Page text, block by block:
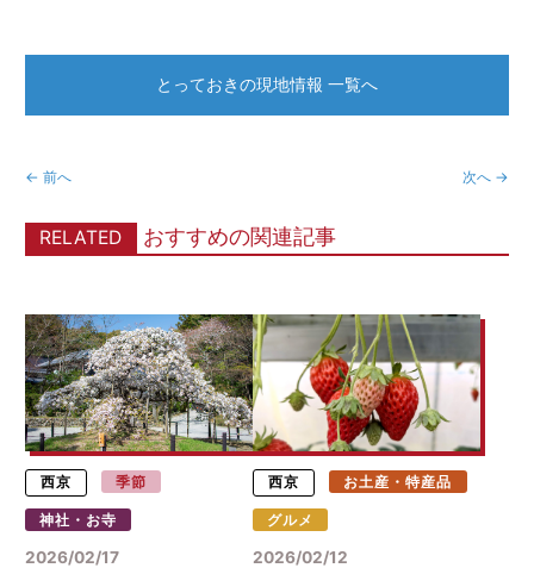
← 前へ 次へ →
とっておきの現地情報 一覧へ
RELATED おすすめの関連記事
西京 季節
神社・お寺
2026/02/17
西京 お土産・特産品
グルメ
2026/02/12